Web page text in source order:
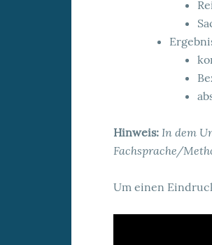
Hinweis: In dem
Fachsprache/
Um einen